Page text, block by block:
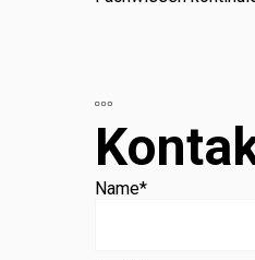
Name*